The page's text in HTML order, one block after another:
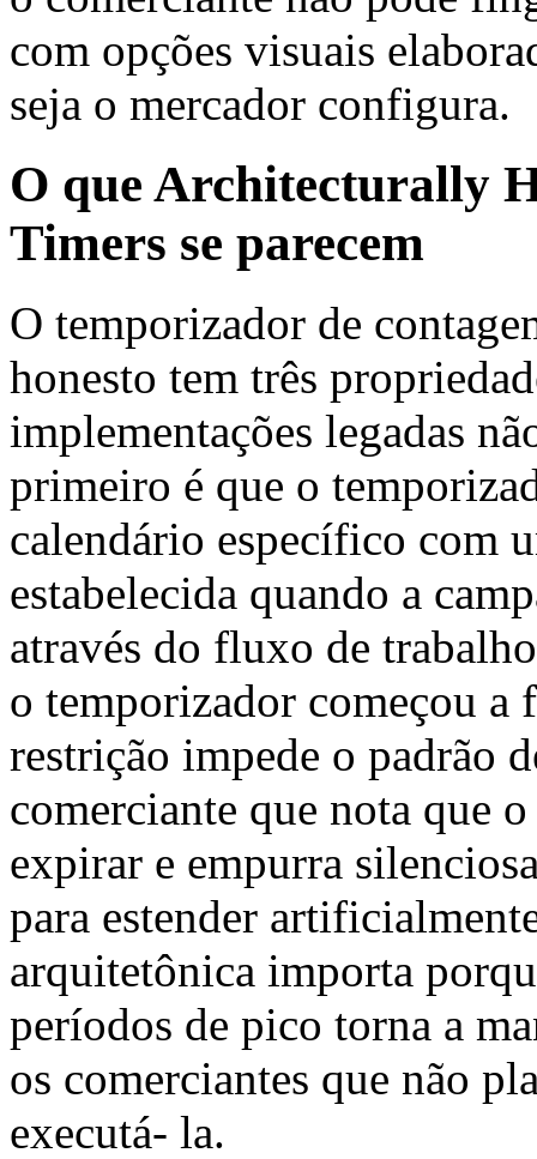
com opções visuais
seja o mercador configura.
O que Architecturally
Timers se parecem
O temporizador de
honesto tem três
implementações legadas
primeiro é que o
calendário específico com
estabelecida quando a
através do fluxo de
o temporizador começou
restrição impede o padrão
comerciante que nota que
expirar e empurra
para estender
arquitetônica importa
períodos de pico torna a
os comerciantes que não
executá- la.